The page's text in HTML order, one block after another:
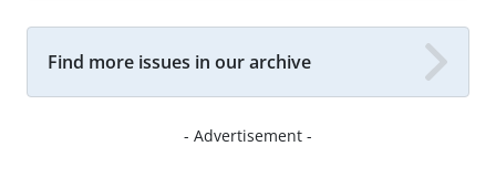
Find more issues in our archive
- Advertisement -